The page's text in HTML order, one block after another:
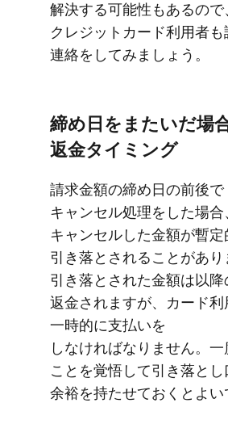
解決する​可能性も​あるので
クレジットカード利用者も​
連絡を​してみましょう。
締め日を​またいだ場
返金タイミング
請求金額の​締め日の​前後で​
キャンセル処理を​した​場合
キャンセルした​金額が​暫定
引き落とされる​ことがあり
引き落とされた​金額は​以
返金されますが、​カード利
一時的に​支払いを​
しなければなりません。​一
ことを​覚悟して​引き落と
余裕を​持たせておくと​よい